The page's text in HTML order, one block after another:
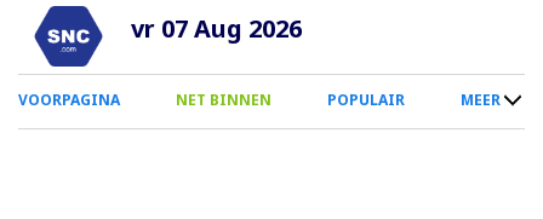
Overslaan
naar
inhoud
vr 07 Aug 2026
0
Smartphone
VOORPAGINA NET BINNEN POPULAIR MEER